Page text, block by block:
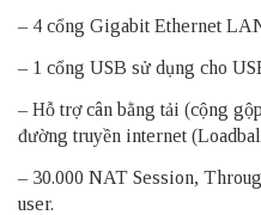
– 4 cổng Gigabit Ethernet
– 1 cổng USB sử dụng cho
– Hỗ trợ cân bằng tải (cộng
đường truyền internet
– 30.000 NAT Session,
user.